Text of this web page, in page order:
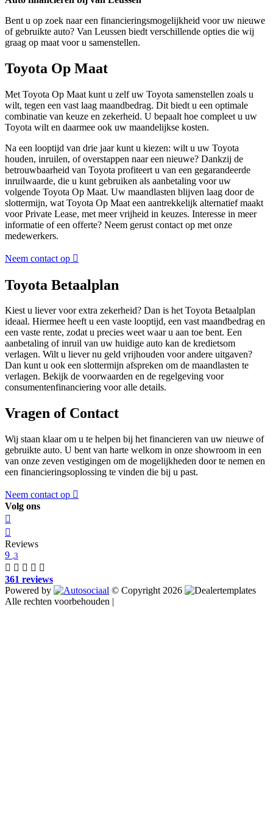
Bent u op zoek naar een financieringsmogelijkheid voor uw nieuwe
of gebruikte auto? Van Leussen biedt verschillende opties die wij
graag op maat voor u samenstellen.
Toyota Op Maat
Met Toyota Op Maat kunt u zelf uw Toyota samenstellen zoals u
wilt, tegen een vast laag maandbedrag. Dit biedt u een optimale
combinatie van keuze en zekerheid. U bepaalt hoe compleet u uw
Toyota wilt en daarmee ook uw maandelijkse kosten.
Na een looptijd van drie jaar kunt u kiezen: wilt u uw Toyota
houden, inruilen, of overstappen naar een nieuwe? Dankzij de
betrouwbaarheid van Toyota profiteert u van een gegarandeerde
inruilwaarde, die u kunt gebruiken als aanbetaling voor uw
volgende Toyota Op Maat. Uw maandlasten blijven laag door de
slottermijn, wat Toyota Op Maat een aantrekkelijk alternatief maakt
voor Private Lease, met meer vrijheid in keuzes. Interesse in meer
informatie of een offerte? Neem gerust contact op met onze
medewerkers.
Neem contact op
Toyota Betaalplan
Kiest u liever voor extra zekerheid? Dan is het Toyota Betaalplan
ideaal. Hiermee heeft u een vaste looptijd, een vast maandbedrag en
een vaste rente, zodat u precies weet waar u aan toe bent. Een
aanbetaling of inruil van uw huidige auto kan de kredietsom
verlagen. Wilt u liever nu geld vrijhouden voor andere uitgaven?
Dan kunt u ook een slottermijn afspreken om de maandlasten te
verlagen. Bekijk de voorwaarden en de regelgeving voor
consumentenfinanciering voor alle details.
Vragen of Contact
Wij staan klaar om u te helpen bij het financieren van uw nieuwe of
gebruikte auto. U bent van harte welkom in onze showroom in een
van onze zeven vestigingen om de mogelijkheden door te nemen en
een financieringsoplossing te vinden die bij u past.
Neem contact op
Volg ons
Reviews
9 ,3
361 reviews
Powered by
© Copyright 2026
Alle rechten voorbehouden |